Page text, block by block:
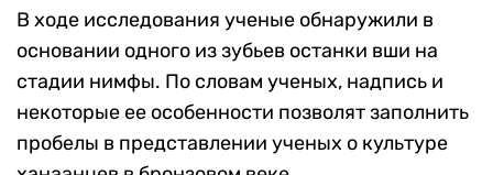
В ходе исследования ученые обнаружили в
основании одного из зубьев останки вши на
стадии нимфы. По словам ученых, надпись и
некоторые ее особенности позволят заполнить
пробелы в представлении ученых о культуре